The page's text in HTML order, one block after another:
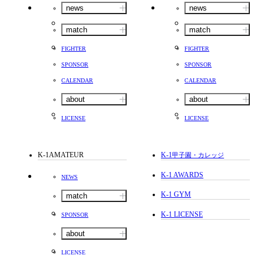
news
match
FIGHTER
SPONSOR
CALENDAR
about
LICENSE
news
match
FIGHTER
SPONSOR
CALENDAR
about
LICENSE
K-1AMATEUR
NEWS
match
SPONSOR
about
LICENSE
K-1甲子園・カレッジ
K-1 AWARDS
K-1 GYM
K-1 LICENSE